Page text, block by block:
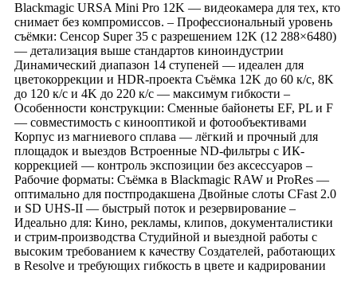
Blackmagic URSA Mini Pro 12K — видеокамера для тех, кто
снимает без компромиссов. – Профессиональный уровень
съёмки: Сенсор Super 35 с разрешением 12K (12 288×6480)
— детализация выше стандартов киноиндустрии
Динамический диапазон 14 ступеней — идеален для
цветокоррекции и HDR-проекта Съёмка 12K до 60 к/с, 8K
до 120 к/с и 4K до 220 к/с — максимум гибкости –
Особенности конструкции: Сменные байонеты EF, PL и F
— совместимость с кинооптикой и фотообъективами
Корпус из магниевого сплава — лёгкий и прочный для
площадок и выездов Встроенные ND-фильтры с ИК-
коррекцией — контроль экспозиции без аксессуаров –
Рабочие форматы: Съёмка в Blackmagic RAW и ProRes —
оптимально для постпродакшена Двойные слоты CFast 2.0
и SD UHS-II — быстрый поток и резервирование –
Идеально для: Кино, рекламы, клипов, документалистики
и стрим-производства Студийной и выездной работы с
высоким требованием к качеству Создателей, работающих
в Resolve и требующих гибкость в цвете и кадрировании